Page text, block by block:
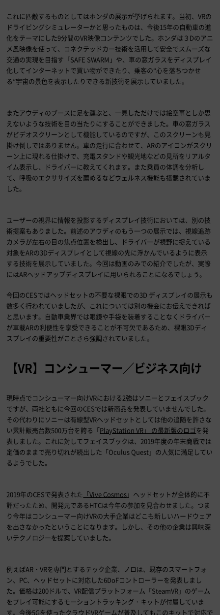
これに匹敵するものとしてはホンダの展示が挙げられます。当初、VRの
ドライビングシミュレーターかと思ったものは、今後15年の自動車の進
化をテーマにした9分間のVR映像コンテンツでした。ホンダは３ Dのアニ
メ風映像を使って、コネクテッドカー技術を活用して安全でスムーズな
交通の実現を目指す「SAFE SWARM 」や、車の窓ガラスをディスプレイ
化してインターネットで買い物ができたり、乗客の“心を落ちつかせ
る”宇宙の景色を表示したりできる新技術を展示していました。
またアウディのブースに足を運ぶと、一見しただけでは絵空事としか思
えないような技術を目の当たりにすることができました。車の窓ガラス
がビデオスクリーンとして機能しているのですが、このスクリーンも見
掛け倒しではありません。車の走行に合わせて、ARのアイコンがスクリ
ーン上に現れる仕掛けで、充電スタンドや観光地などの見所をリアルタ
イム表示し、ドライバーに教えてくれます。また乗員の体調を分析し
て、呼吸のエクササイズを薦めるなどウェルネス機能も搭載されていま
した。
ユーザーの視界に情報を投影するディスプレイ技術においては、別の技
術提案もありました。前述のアウディのもう一つの展示では、視線追跡
カメラが左右の目の焦点位置を検出し、ドライバーが視野に捉えている
対象をARの3Dディスプレイとして視線の先に浮かんでいるように表示
する技術を展示していました。今回は動画のみでの紹介でしたが、実際
にはARヘッドアップディスプレイに用いられることになるでしょう。
今回のCESではヘッドセットの不要な裸眼での3D ディスプレイの展示も
数多く行われていましたが、これについては別の機会にお伝えできれば
と思います。自動車業界では眼鏡や手袋を装着することなくドライバー
が車載ARの利便性を享受できることが不可欠であるため、裸眼3Dディ
スプレイの重要性がことさら強調されていました。
【VR】コンシューマー／ビジネス向け
現時点でコンシューマー向けVRにおける2強はソニーとフェイスブック
ですが、両社ともに今回のCESでは新商品を発表していませんでした。
その代わりにソニーは有線型VRヘッドセットとしては他の追随を許さな
い累計販売台数500万台を誇る 「PlayStation VR」 の最新版のロゴを発
表しました。これに対してフェイスブックは、 2019年度の年末商戦では
定価のままで売り切れが続出した「Oculus Quest」の人気に満足してい
るようでした。
2019年のCESで発表された 「Vive Cosmos」 ヘッドセットが全体的に不
評だったため、開発元であるHTCは今年の参加を見合わせました。つま
り今年はコンシューマー向けVRの大手企業はどこも新しいハードウェア
を出さなかったということになります。しかし、その他の企業は興味深
いテクノロジーを提案していました。
例えばAR ・VRを専門とするテック企業、ノロは、既存のスマートフォ
ン、 PC、ヘッドセットに対応した6DoFコントローラーを発表しまし
た。価格は200 ドルで、VR配信プラットフォーム「SteamVR」のゲーム
をプレイ可能にするモーショントラッキング・キットが付属していま
す。今後5Gを使ったクラウドVRゲームが普及してもこのキットで対応で